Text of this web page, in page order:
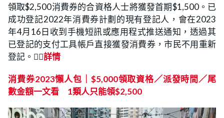
領取$2,500消費券的合資格人士將獲發首期$1,500。已
成功登記2022年消費券計劃的現有登記人，會在2023
年4月16日收到手機短訊或應用程式推送通知，透過其
已登記的支付工具帳戶直接獲發消費券，市民不用重新
登記。👉🏻詳情
消費券2023懶人包｜$5,000領取資格／派發時間／尾
數金額一文看 1類人只能領$2,500